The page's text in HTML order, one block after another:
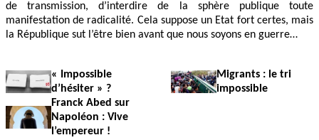
de transmission, d’interdire de la sphère publique toute
manifestation de radicalité. Cela suppose un Etat fort certes, mais
la République sut l’être bien avant que nous soyons en guerre…
« Impossible
d’hésiter » ?
Migrants : le tri
impossible
Franck Abed sur
Napoléon : Vive
l’empereur !